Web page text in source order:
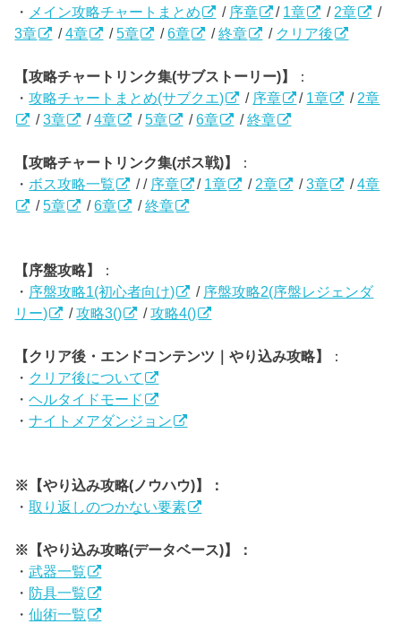
・ メイン攻略チャートまとめ / 序章 / 1章 / 2章
/
3章
/4章 /5章 /6章 /終章 / クリア後
【攻略チャートリンク集(サブストーリー)】
：
・攻略チャートまとめ(サブクエ) / 序章 / 1章 / 2章
/3章 /4章 /5章 /6章 /終章
【攻略チャートリンク集(ボス戦)】
：
・ ボス攻略一覧 / / 序章 / 1章 / 2章 /3章 /4章
/5章 /6章 /終章
【序盤攻略】
：
・ 序盤攻略1(初心者向け) / 序盤攻略2(序盤レジェンダ
リー)
/攻略3() /攻略4()
【クリア後・エンドコンテンツ｜やり込み攻略】
：
・ クリア後について
・ヘルタイドモード
・ナイトメアダンジョン
※【やり込み攻略(ノウハウ)】：
・取り返しのつかない要素
※【やり込み攻略(データベース)】：
・武器一覧
・ 防具一覧
・仙術一覧